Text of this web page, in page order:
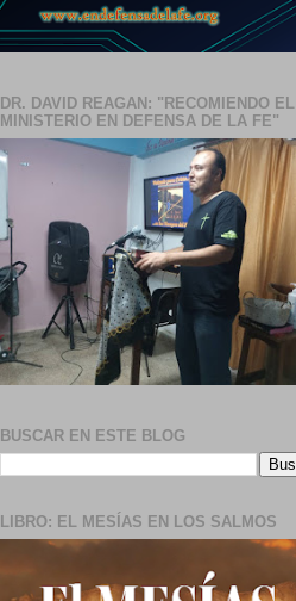
DR. DAVID REAGAN: "RECOMIENDO EL
MINISTERIO EN DEFENSA DE LA FE"
BUSCAR EN ESTE BLOG
LIBRO: EL MESÍAS EN LOS SALMOS